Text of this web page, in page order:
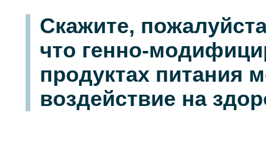
Скажите,
что генно-
продуктах питания
воздействие на